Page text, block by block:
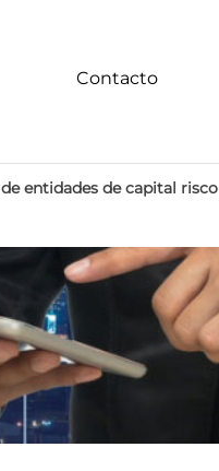
Contacto
entidades de capital risco